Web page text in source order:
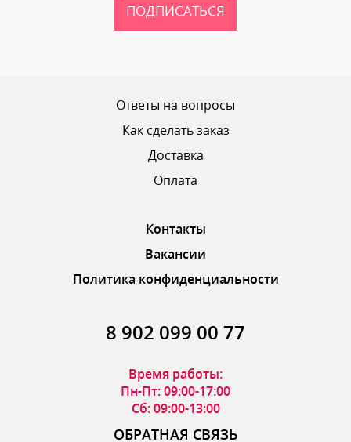
ОТПРАВИТЬ ОТЗЫВ
ПОДПИСАТЬСЯ
Ответы на вопросы
Как сделать заказ
Доставка
Оплата
Контакты
Вакансии
Политика конфиденциальности
8 902 099 00 77
Время работы:
Пн-Пт: 09:00-17:00
Сб: 09:00-13:00
ОБРАТНАЯ СВЯЗЬ